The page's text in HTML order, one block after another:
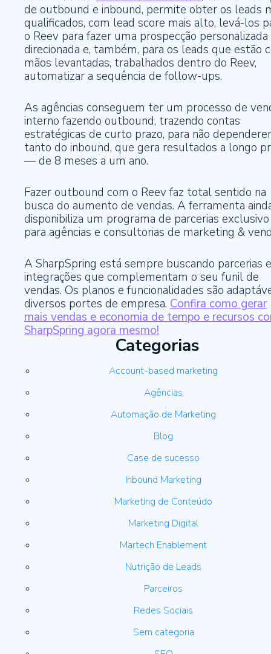
de outbound e inbound, permite obter os leads
qualificados, com lead score mais alto, levá-los
o Reev para fazer uma prospecção personalizada
direcionada e, também, para os leads que estão
mãos levantadas, trabalhados dentro do Reev,
automatizar a sequência de follow-ups.
As agências conseguem ter um processo de
interno fazendo outbound, trazendo contas
estratégicas de curto prazo, para não
tanto do inbound, que gera resultados a longo
— de 8 meses a um ano.
Fazer outbound com o Reev faz total sentido na
busca do aumento de vendas. A ferramenta
disponibiliza um programa de parcerias exclusivo
para agências e consultorias de marketing &
A SharpSpring está sempre buscando parcerias e
integrações que complementam o seu funil de
vendas. Os planos e funcionalidades são
diversos portes de empresa. Confira como gerar
mais vendas e economia de tempo e recursos
SharpSpring agora mesmo!
Categorias
Account-based marketing
Agências
Automação de Marketing
Blog
Case de sucesso
Inbound Marketing
Marketing de Conteúdo
Marketing Digital
Martech Enablement
Nutrição de Leads
Parceiros
Redes Sociais
Sem categoria